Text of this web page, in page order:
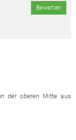
Bewerten
der oberen Mitte aus